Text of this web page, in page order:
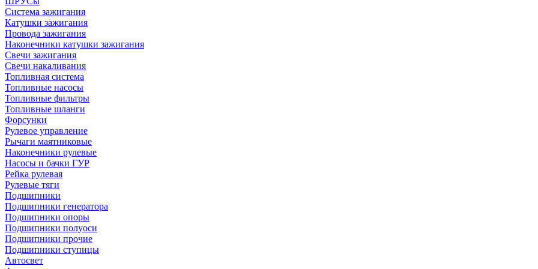
Система зажигания
Катушки зажигания
Провода зажигания
Наконечники катушки зажигания
Свечи зажигания
Свечи накаливания
Топливная система
Топливные насосы
Топливные фильтры
Топливные шланги
Форсунки
Рулевое управление
Рычаги маятниковые
Наконечники рулевые
Насосы и бачки ГУР
Рейка рулевая
Рулевые тяги
Подшипники
Подшипники генератора
Подшипники опоры
Подшипники полуоси
Подшипники прочие
Подшипники ступицы
Автосвет